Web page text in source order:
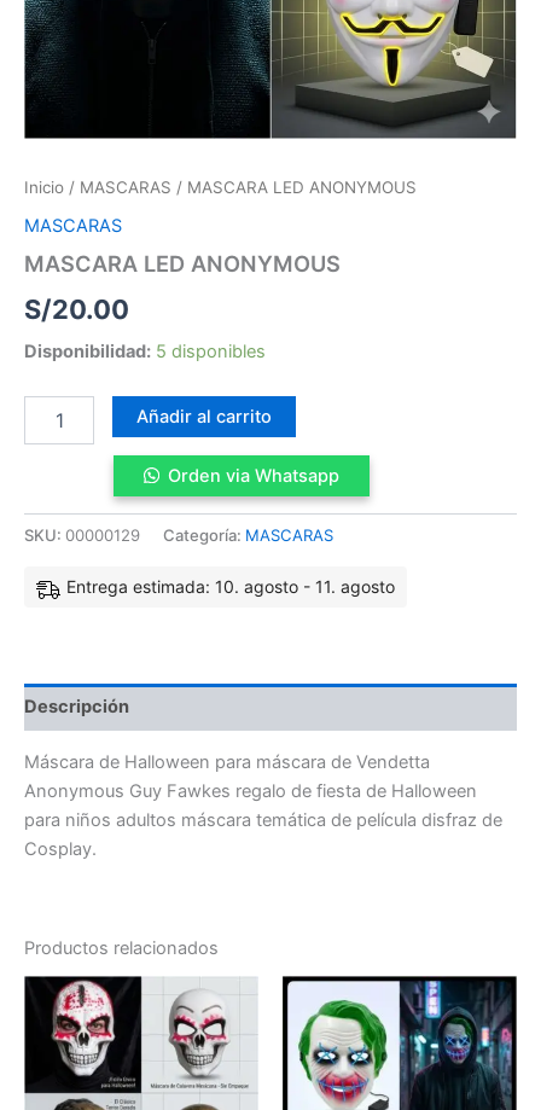
Inicio / MASCARAS / MASCARA LED ANONYMOUS
MASCARAS
MASCARA LED ANONYMOUS
S/20.00
Disponibilidad: 5 disponibles
Añadir al carrito
Orden via Whatsapp
SKU: 00000129 Categoría: MASCARAS
Entrega estimada: 10. agosto - 11. agosto
Descripción
Máscara de Halloween para máscara de Vendetta
Anonymous Guy Fawkes regalo de fiesta de Halloween
para niños adultos máscara temática de película disfraz de
Cosplay.
Productos relacionados